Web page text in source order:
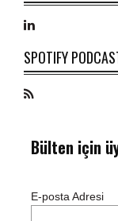
SPOTIFY
Bülten için
E-posta Adresi